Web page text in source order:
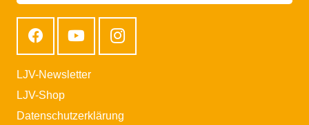
LJV-Newsletter
LJV-Shop
Datenschutzerklärung